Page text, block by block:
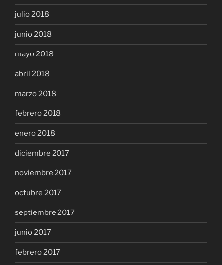
julio 2018
junio 2018
mayo 2018
abril 2018
marzo 2018
febrero 2018
enero 2018
diciembre 2017
noviembre 2017
octubre 2017
septiembre 2017
junio 2017
febrero 2017